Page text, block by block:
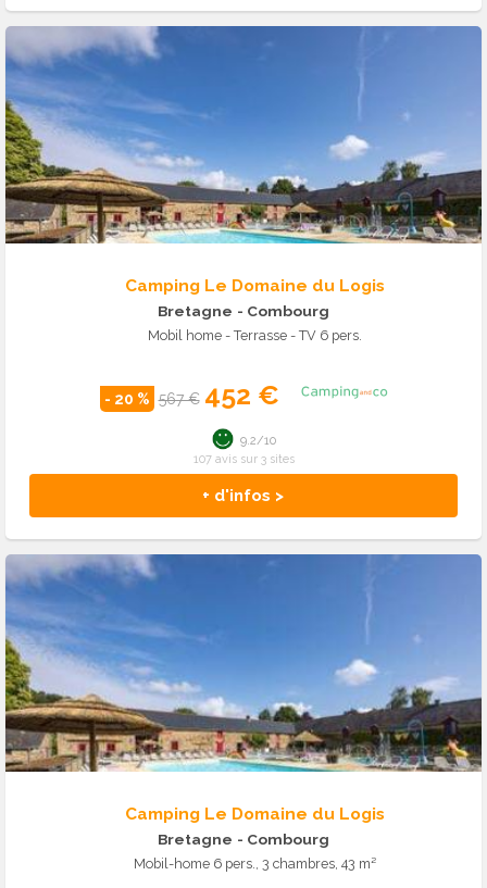
Camping Le Domaine du Logis
Bretagne - Combourg
Mobil home - Terrasse - TV 6 pers.
- 20 % 567 € 452 €
+ d'infos >
9.2/10
107 avis sur 3 sites
Camping Le Domaine du Logis
Bretagne - Combourg
Mobil-home 6 pers., 3 chambres, 43 m²